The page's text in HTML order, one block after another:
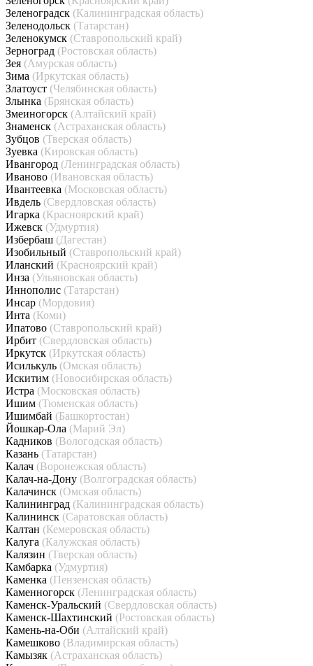
Зеленоградск (Калининградская область)
Зеленодольск (Татарстан)
Зеленокумск (Ставропольский край)
Зерноград (Ростовская область)
Зея (Амурская область)
Зима (Иркутская область)
Златоуст (Челябинская область)
Злынка (Брянская область)
Змеиногорск (Алтайский край)
Знаменск (Астраханская область)
Зубцов (Тверская область)
Зуевка (Кировская область)
Ивангород (Ленинградская область)
Иваново (Ивановская область)
Ивантеевка (Московская область)
Ивдель (Свердловская область)
Игарка (Красноярский край)
Ижевск (Удмуртия)
Избербаш (Дагестан)
Изобильный (Ставропольский край)
Иланский (Красноярский край)
Инза (Ульяновская область)
Иннополис (Татарстан)
Инсар (Мордовия)
Инта (Коми)
Ипатово (Ставропольский край)
Ирбит (Свердловская область)
Иркутск (Иркутская область)
Исилькуль (Омская область)
Искитим (Новосибирская область)
Истра (Московская область)
Ишим (Тюменская область)
Ишимбай (Башкортостан)
Йошкар-Ола (Марий Эл)
Кадников (Вологодская область)
Казань (Татарстан)
Калач (Воронежская область)
Калач-на-Дону (Волгоградская область)
Калачинск (Омская область)
Калининград (Калининградская область)
Калининск (Саратовская область)
Калтан (Кемеровская область)
Калуга (Калужская область)
Калязин (Тверская область)
Камбарка (Удмуртия)
Каменка (Пензенская область)
Каменногорск (Ленинградская область)
Каменск-Уральский (Свердловская область)
Каменск-Шахтинский (Ростовская область)
Камень-на-Оби (Алтайский край)
Камешково (Владимирская область)
Камызяк (Астраханская область)